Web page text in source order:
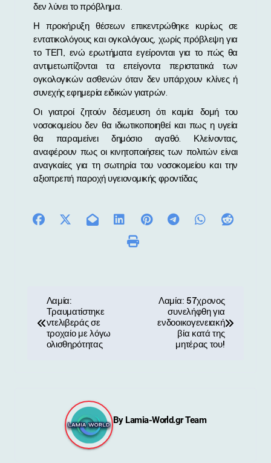
δεν λύνει το πρόβλημα.
Η προκήρυξη θέσεων επικεντρώθηκε κυρίως σε
εντατικολόγους και ογκολόγους, χωρίς πρόβλεψη για
το ΤΕΠ, ενώ ερωτήματα εγείρονται για το πώς θα
αντιμετωπίζονται τα επείγοντα περιστατικά των
ογκολογικών ασθενών όταν δεν υπάρχουν κλίνες ή
συνεχής εφημερία ειδικών γιατρών.
Οι γιατροί ζητούν δέσμευση ότι καμία δομή του
νοσοκομείου δεν θα ιδιωτικοποιηθεί και πως η υγεία
θα παραμείνει δημόσιο αγαθό. Κλείνοντας,
αναφέρουν πως οι κινητοποιήσεις των πολιτών είναι
αναγκαίες για τη σωτηρία του νοσοκομείου και την
αξιοπρεπή παροχή υγειονομικής φροντίδας.
Λαμία:
Τραυματίστηκε
ντελιβεράς σε
τροχαίο με λόγω
ολισθηρότητας
Λαμία: 57χρονος
συνελήφθη για
ενδοοικογενειακή
βία κατά της
μητέρας του!
By Lamia-World.gr Team